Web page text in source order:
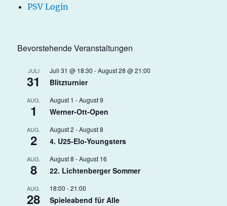
PSV Login
Bevorstehende Veranstaltungen
JULI
31
Juli 31 @ 18:30 -August 28 @ 21:00
Blitzturnier
AUG.
1
August 1 -August 9
Werner-Ott-Open
AUG.
2
August 2 -August 8
4. U25-Elo-Youngsters
AUG.
8
August 8 -August 16
22. Lichtenberger Sommer
AUG.
28
18:00 -21:00
Spieleabend für Alle